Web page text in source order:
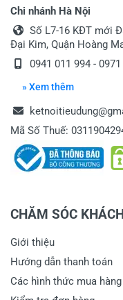
Viết nhận xét của
Chi nhánh Hà Nội
Số L7-16 KĐT mới
Đại Kim, Quận Hoàng
0941 011 994 -
» Xem thêm
Mã Số Thuế:
CHĂM SÓC
Giới thiệu
Hướng dẫn thanh toán
Các hình thức mua hàng